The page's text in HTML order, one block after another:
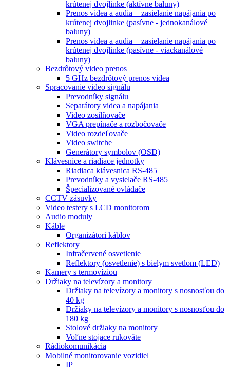
krútenej dvojlinke (aktívne baluny)
Prenos videa a audia + zasielanie napájania po
krútenej dvojlinke (pasívne - jednokanálové
baluny)
Prenos videa a audia + zasielanie napájania po
krútenej dvojlinke (pasívne - viackanálové
baluny)
Bezdrôtový video prenos
5 GHz bezdrôtový prenos videa
Spracovanie video signálu
Prevodníky signálu
Separátory videa a napájania
Video zosilňovače
VGA prepínače a rozbočovače
Video rozdeľovače
Video switche
Generátory symbolov (OSD)
Klávesnice a riadiace jednotky
Riadiaca klávesnica RS-485
Prevodníky a vysielače RS-485
Špecializované ovládače
CCTV zásuvky
Video testery s LCD monitorom
Audio moduly
Káble
Organizátori káblov
Reflektory
Infračervené osvetlenie
Reflektory (osvetlenie) s bielym svetlom (LED)
Kamery s termovíziou
Držiaky na televízory a monitory
Držiaky na televízory a monitory s nosnosťou do
40 kg
Držiaky na televízory a monitory s nosnosťou do
180 kg
Stolové držiaky na monitory
Voľne stojace rukoväte
Rádiokomunikácia
Mobilné monitorovanie vozidiel
IP